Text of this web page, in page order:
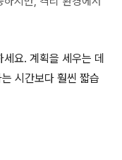
세요. 계획을 세우는 데
시간보다 훨씬 짧습